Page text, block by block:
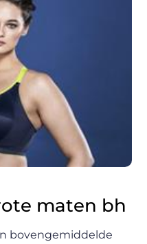
maten bh
bovengemiddelde